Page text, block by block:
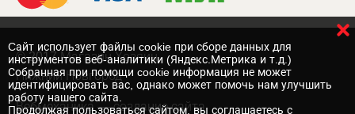
© 2017 Магазин Хозяин
Нижний Новгород
Вебмеханика — создание сайта
Cайт использует файлы cookie при сборе данных для
инструментов веб-аналитики (Яндекс.Метрика и т.д.)
Собранная при помощи cookie информация не может
идентифицировать вас, однако может помочь нам улучшить
работу нашего сайта.
Продолжая пользоваться сайтом, вы соглашаетесь с